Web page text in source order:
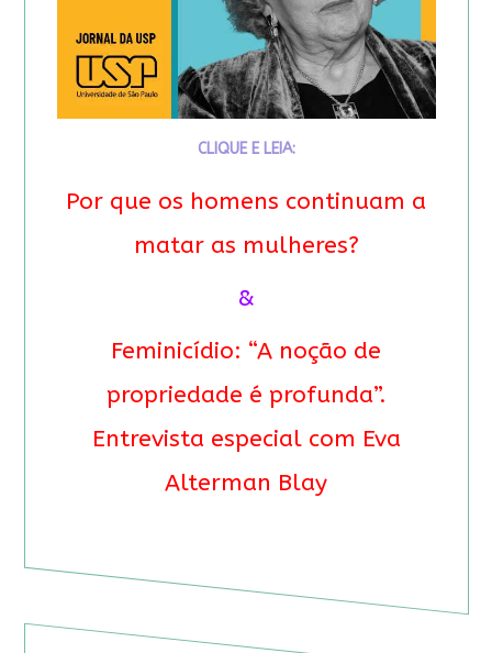
CLIQUE E LEIA:
Por que os homens continuam a
matar as mulheres?
&
Feminicídio: “A noção de
propriedade é profunda”.
Entrevista especial com Eva
Alterman Blay